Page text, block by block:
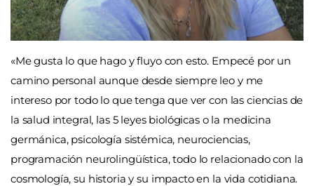
«Me gusta lo que hago y fluyo con esto. Empecé por un
camino personal aunque desde siempre leo y me
intereso por todo lo que tenga que ver con las ciencias de
la salud integral, las 5 leyes biológicas o la medicina
germánica, psicología sistémica, neurociencias,
programación neurolingüística, todo lo relacionado con la
cosmología, su historia y su impacto en la vida cotidiana.